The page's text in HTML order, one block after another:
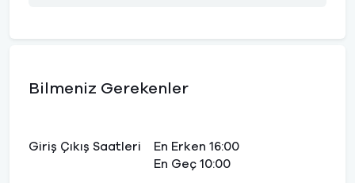
Bilmeniz Gerekenler
Giriş Çıkış Saatleri
En Erken 16:00
En Geç 10:00